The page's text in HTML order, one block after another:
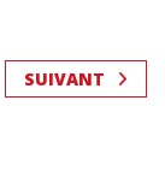
SUIVANT